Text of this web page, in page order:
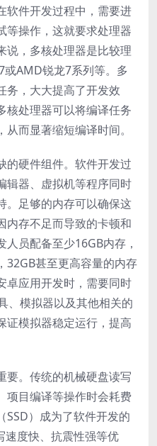
软件开发过程中，需要进
等操作，这就要求处理器
说，多核处理器是比较理
AMD锐龙7系列等。多
务，大大提高了开发效
核处理器可以将编译任务
而显著缩短编译时间。
的硬件组件。软件开发过
辑器、虚拟机等程序同时
。足够的内存可以确保这
内存不足而导致的卡顿和
员配备至少16GB内存，
32GB甚至更高容量的内存
卓应用开发时，需要同时
模拟器以及其他相关的
证模拟器稳定运行，提高
要。传统的机械硬盘读写
项目编译等操作时会耗费
SSD）成为了软件开发的
速度快、抗震性强等优